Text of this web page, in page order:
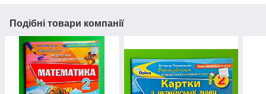
Подібні товари компанії